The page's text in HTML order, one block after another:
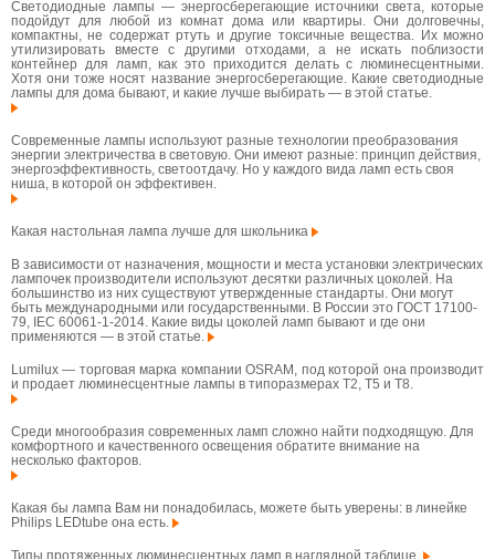
Светодиодные лампы — энергосберегающие источники света, которые
подойдут для любой из комнат дома или квартиры. Они долговечны,
компактны, не содержат ртуть и другие токсичные вещества. Их можно
утилизировать вместе с другими отходами, а не искать поблизости
контейнер для ламп, как это приходится делать с люминесцентными.
Хотя они тоже носят название энергосберегающие. Какие светодиодные
лампы для дома бывают, и какие лучше выбирать — в этой статье.
Современные лампы используют разные технологии преобразования
энергии электричества в световую. Они имеют разные: принцип действия,
энергоэффективность, светоотдачу. Но у каждого вида ламп есть своя
ниша, в которой он эффективен.
Какая настольная лампа лучше для школьника
В зависимости от назначения, мощности и места установки электрических
лампочек производители используют десятки различных цоколей. На
большинство из них существуют утвержденные стандарты. Они могут
быть международными или государственными. В России это ГОСТ 17100-
79, IEC 60061-1-2014. Какие виды цоколей ламп бывают и где они
применяются — в этой статье.
Lumilux — торговая марка компании OSRAM, под которой она производит
и продает люминесцентные лампы в типоразмерах T2, T5 и T8.
Среди многообразия современных ламп сложно найти подходящую. Для
комфортного и качественного освещения обратите внимание на
несколько факторов.
Какая бы лампа Вам ни понадобилась, можете быть уверены: в линейке
Philips LEDtube она есть.
Типы протяженных люминесцентных ламп в наглядной таблице.